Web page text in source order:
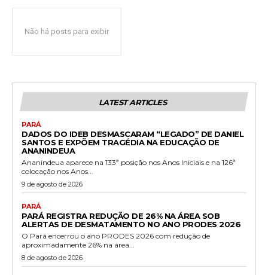
Não há posts para exibir
LATEST ARTICLES
PARÁ
DADOS DO IDEB DESMASCARAM “LEGADO” DE DANIEL
SANTOS E EXPÕEM TRAGÉDIA NA EDUCAÇÃO DE
ANANINDEUA
Ananindeua aparece na 133ª posição nos Anos Iniciais e na 126ª
colocação nos Anos...
9 de agosto de 2026
PARÁ
PARÁ REGISTRA REDUÇÃO DE 26% NA ÁREA SOB
ALERTAS DE DESMATAMENTO NO ANO PRODES 2026
O Pará encerrou o ano PRODES 2026 com redução de
aproximadamente 26% na área...
8 de agosto de 2026